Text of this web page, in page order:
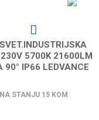
5700K 21600LM
90° IP66 LEDVANCE
NA STANJU 15 KOM